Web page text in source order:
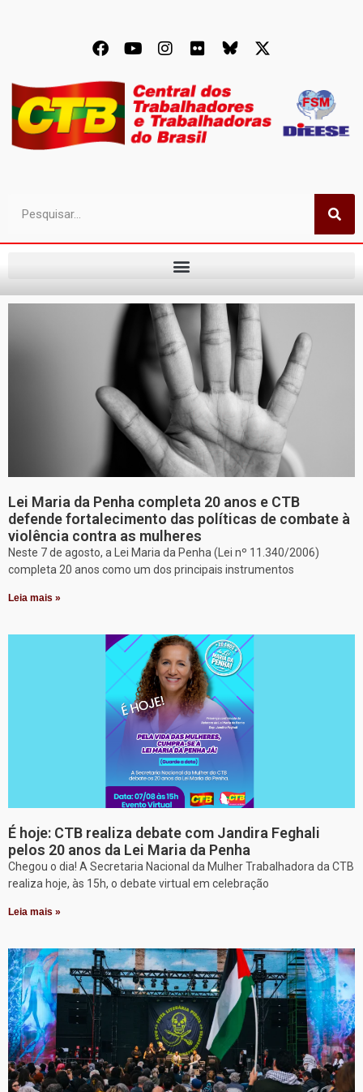
Lei Maria da Penha completa 20 anos e CTB
defende fortalecimento das políticas de combate à
violência contra as mulheres
Neste 7 de agosto, a Lei Maria da Penha (Lei nº 11.340/2006)
completa 20 anos como um dos principais instrumentos
Leia mais »
É hoje: CTB realiza debate com Jandira Feghali
pelos 20 anos da Lei Maria da Penha
Chegou o dia! A Secretaria Nacional da Mulher Trabalhadora da CTB
realiza hoje, às 15h, o debate virtual em celebração
Leia mais »